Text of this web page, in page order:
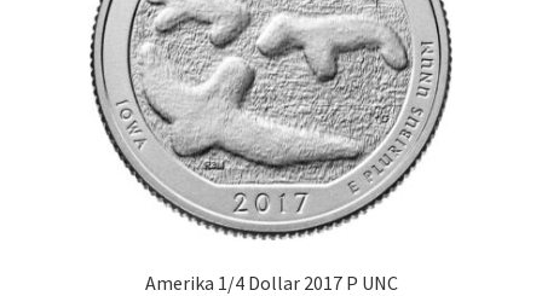
Amerika 1/4 Dollar 2017 P UNC